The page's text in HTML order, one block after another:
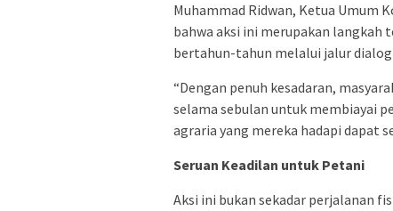
Muhammad Ridwan, Ketua Umum
bahwa aksi ini merupakan langkah
bertahun-tahun melalui jalur
“Dengan penuh kesadaran,
selama sebulan untuk membiayai
agraria yang mereka hadapi dapat
Seruan Keadilan untuk Petani
Aksi ini bukan sekadar perjalanan